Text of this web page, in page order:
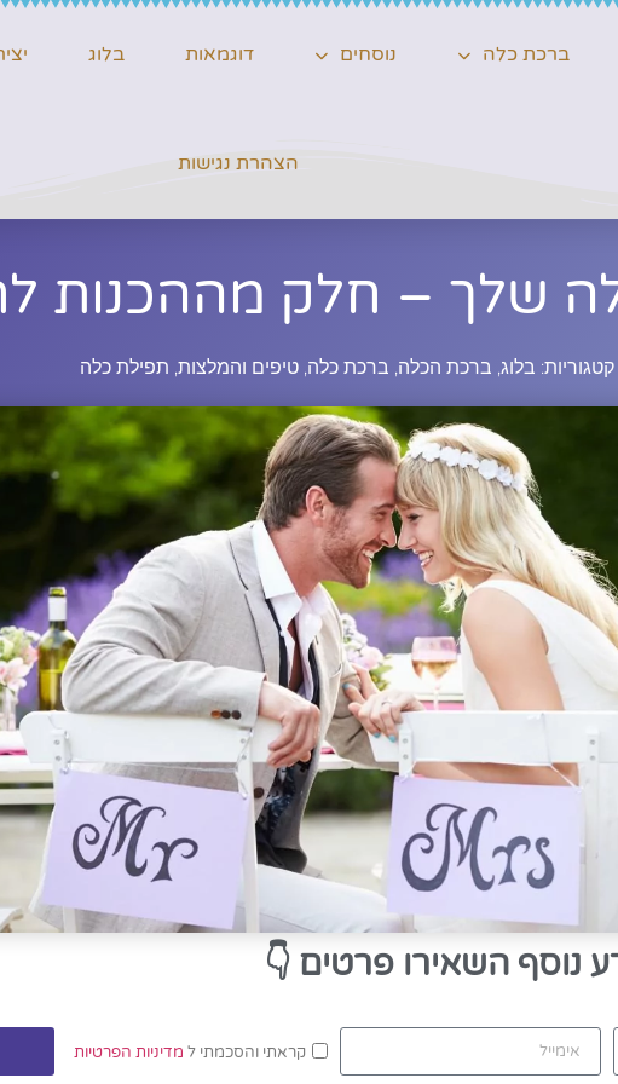
ברכת כלה נוסחים דוגמאות בלוג
הצהרת נגישות
שלך – חלק מההכנות
קטגוריות: בלוג, ברכת הכלה, ברכת כלה, טיפים והמלצות, תפילת כלה
נוסף השאירו פרטים 👇
קראתי והסכמתי ל מדיניות הפרטיות